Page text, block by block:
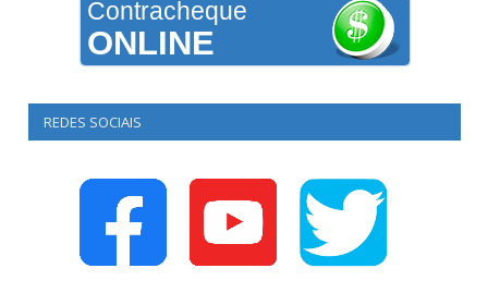
Contracheque
ONLINE
REDES SOCIAIS